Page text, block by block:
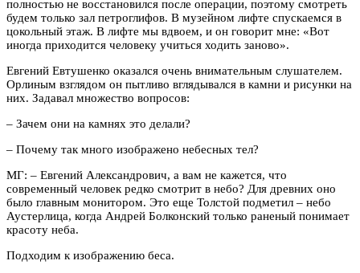
полностью не восстановился после операции, поэтому смотреть
будем только зал петроглифов. В музейном лифте спускаемся в
цокольный этаж. В лифте мы вдвоем, и он говорит мне: «Вот
иногда приходится человеку учиться ходить заново».
Евгений Евтушенко оказался очень внимательным слушателем.
Орлиным взглядом он пытливо вглядывался в камни и рисунки на
них. Задавал множество вопросов:
– Зачем они на камнях это делали?
– Почему так много изображено небесных тел?
МГ: – Евгений Александрович, а вам не кажется, что
современный человек редко смотрит в небо? Для древних оно
было главным монитором. Это еще Толстой подметил – небо
Аустерлица, когда Андрей Болконский только раненый понимает
красоту неба.
Подходим к изображению беса.